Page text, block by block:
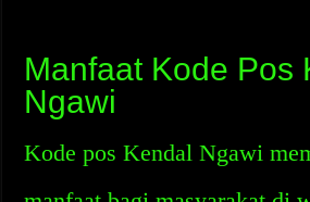
Manfaat Kode Pos
Ngawi
Kode pos Kendal Ngawi